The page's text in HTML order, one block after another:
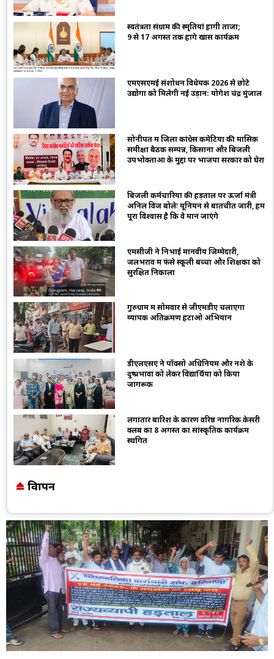
स्वतंत्रता संग्राम की स्मृतियां होंगी ताजा;
9 से 17 अगस्त तक होंगे खास कार्यक्रम
एमएसएमई संशोधन विधेयक 2026 से छोटे
उद्योगों को मिलेगी नई उड़ान: योगेश चंद्र मुंजाल
सोनीपत में जिला कांग्रेस कमेटियों की मासिक
समीक्षा बैठक सम्पन्न, किसानों और बिजली
उपभोक्ताओं के मुद्दों पर भाजपा सरकार को घेरा
बिजली कर्मचारियों की हड़ताल पर ऊर्जा मंत्री
अनिल विज बोलेः यूनियन से बातचीत जारी, हमें
पूरा विश्वास है कि वे मान जाएंगे
एमसीजी ने निभाई मानवीय जिम्मेदारी,
जलभराव में फंसे स्कूली बच्चों और शिक्षकों को
सुरक्षित निकाला
गुरुग्राम में सोमवार से जीएमडीए चलाएगा
व्यापक अतिक्रमण हटाओ अभियान
डीएलएसए ने पॉक्सो अधिनियम और नशे के
दुष्प्रभावों को लेकर विद्यार्थियों को किया
जागरूक
लगातार बारिश के कारण वरिष्ठ नागरिक केसरी
क्लब का 8 अगस्त का सांस्कृतिक कार्यक्रम
स्थगित
विज्ञापन